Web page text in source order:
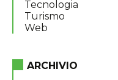
Tecnologia
Turismo
Web
ARCHIVIO